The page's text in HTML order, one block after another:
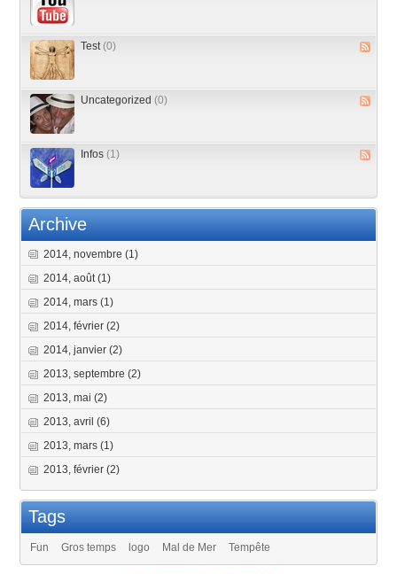
Test (0)
Uncategorized (0)
Infos (1)
Archive
2014, novembre(1)
2014, août(1)
2014, mars(1)
2014, février(2)
2014, janvier(2)
2013, septembre(2)
2013, mai(2)
2013, avril(6)
2013, mars(1)
2013, février(2)
Tags
Fun Gros temps logo Mal de Mer Tempête